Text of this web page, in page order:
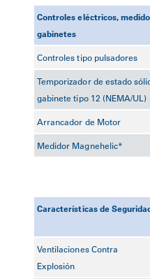
Controles eléctricos,
gabinetes
Controles tipo pulsadores
Temporizador de estado
gabinete tipo 12 (NEMA/UL)
Arrancador de Motor
Medidor Magnehelic*
Características de
Ventilaciones Contra
Explosión